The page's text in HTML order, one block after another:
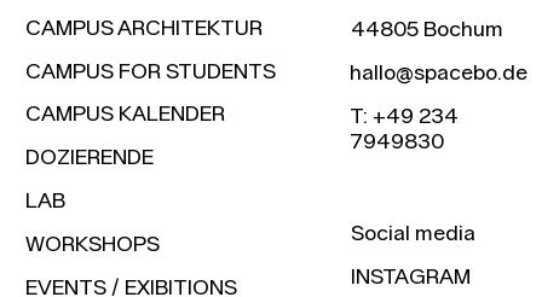
Social media
INSTAGRAM
44805 Bochum
hallo@spacebo.de
T: +49 234
7949830
CAMPUS ARCHITEKTUR
CAMPUS FOR STUDENTS
CAMPUS KALENDER
DOZIERENDE
LAB
WORKSHOPS
EVENTS / EXIBITIONS